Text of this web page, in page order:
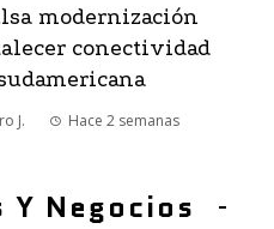
modernización
conectividad
J. Hace 2 semanas
Negocios